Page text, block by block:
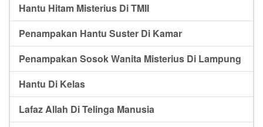
Hantu Hitam Misterius Di TMII
Penampakan Hantu Suster Di Kamar
Penampakan Sosok Wanita Misterius Di Lampung
Hantu Di Kelas
Lafaz Allah Di Telinga Manusia